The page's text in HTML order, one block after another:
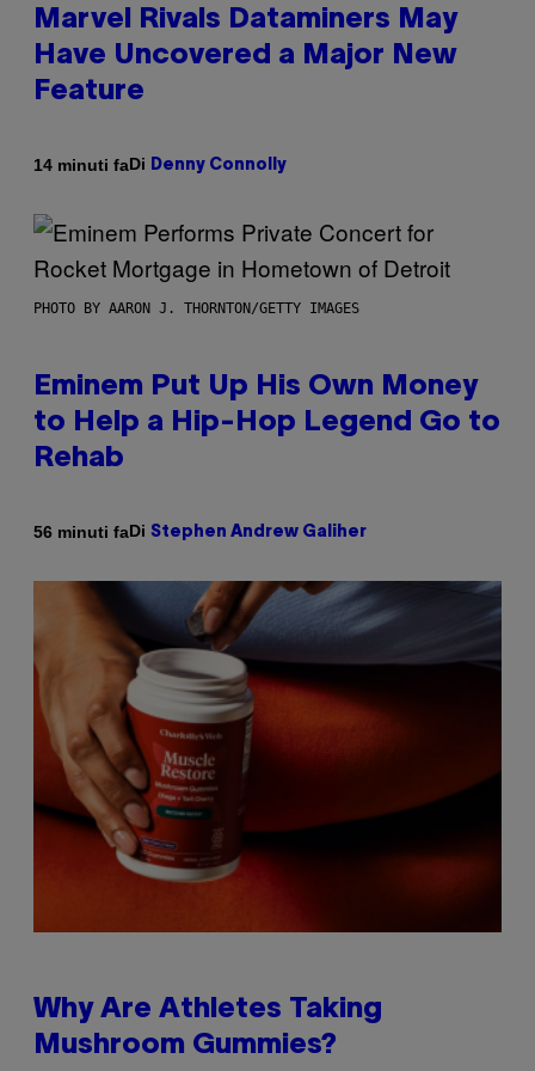
Marvel Rivals Dataminers May
Have Uncovered a Major New
Feature
14 minuti faDi Denny Connolly
PHOTO BY AARON J. THORNTON/GETTY IMAGES
Eminem Put Up His Own Money
to Help a Hip-Hop Legend Go to
Rehab
56 minuti faDi Stephen Andrew Galiher
Why Are Athletes Taking
Mushroom Gummies?